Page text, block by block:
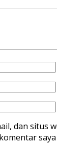
dan situs